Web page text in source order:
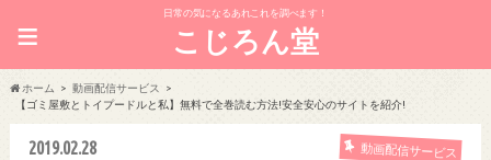
日常の気になるあれこれを調べます！
こじろん堂
≡
ホーム
動画配信サービス
【ゴミ屋敷とトイプードルと私】無料で全巻読む方法!安全安心のサイトを紹介!
2019.02.28 動画配信サービス